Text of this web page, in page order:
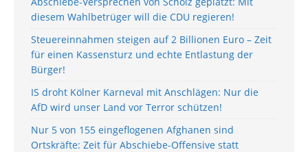
diesem Wahlbetrüger will die CDU regieren!
Steuereinnahmen steigen auf 2 Billionen Euro – Zeit
für einen Kassensturz und echte Entlastung der
Bürger!
IS droht Kölner Karneval mit Anschlägen: Nur die
AfD wird unser Land vor Terror schützen!
Nur 5 von 155 eingeflogenen Afghanen sind
Ortskräfte: Zeit für Abschiebe-Offensive statt